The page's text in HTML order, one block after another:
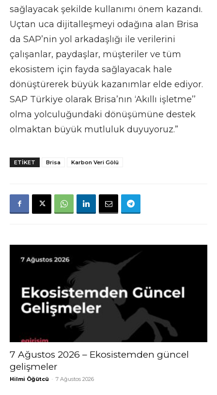
sağlayacak şekilde kullanımı önem kazandı.
Uçtan uca dijitalleşmeyi odağına alan Brisa
da SAP’nin yol arkadaşlığı ile verilerini
çalışanlar, paydaşlar, müşteriler ve tüm
ekosistem için fayda sağlayacak hale
dönüştürerek büyük kazanımlar elde ediyor.
SAP Türkiye olarak Brisa’nın ‘Akıllı işletme’’
olma yolculuğundaki dönüşümüne destek
olmaktan büyük mutluluk duyuyoruz.”
ETIKET Brisa Karbon Veri Gölü
7 Ağustos 2026 – Ekosistemden güncel
gelişmeler
Hilmi Öğütcü - 7 Ağustos 2026